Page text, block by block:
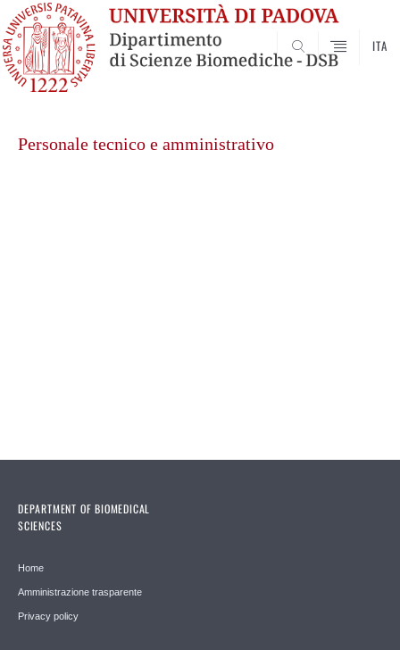
SEARCH
ITA
contenuto
Personale tecnico e amministrativo
DEPARTMENT OF BIOMEDICAL
SCIENCES
Home
Amministrazione trasparente
Privacy policy